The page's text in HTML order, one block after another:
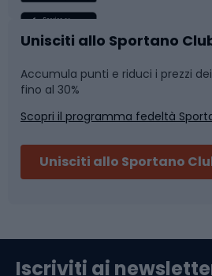
Caschi da ciclismo
Skitouring
Abbigliamento da
Nuoto
Pattinaggio
Componenti per biciclette
Unisciti allo Sportano
Accumula punti e riduci i prezzi
fino al 30%
Scopri il programma fedeltà
Unisciti allo Sportano
Iscriviti ai